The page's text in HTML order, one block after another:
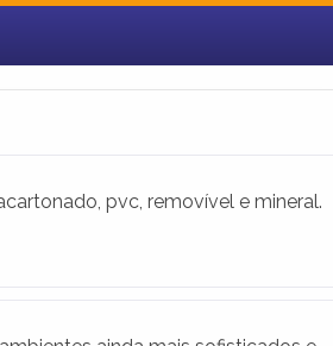
pvc, removível e mineral.